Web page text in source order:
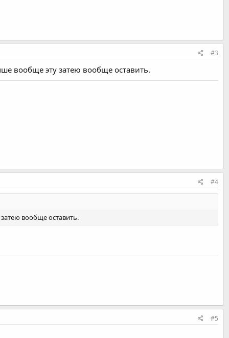
#3
вообще эту затею вообще оставить.
#4
вообще оставить.
#5